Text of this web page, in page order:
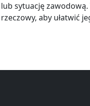
lub sytuację
rzeczowy, aby ułatwić